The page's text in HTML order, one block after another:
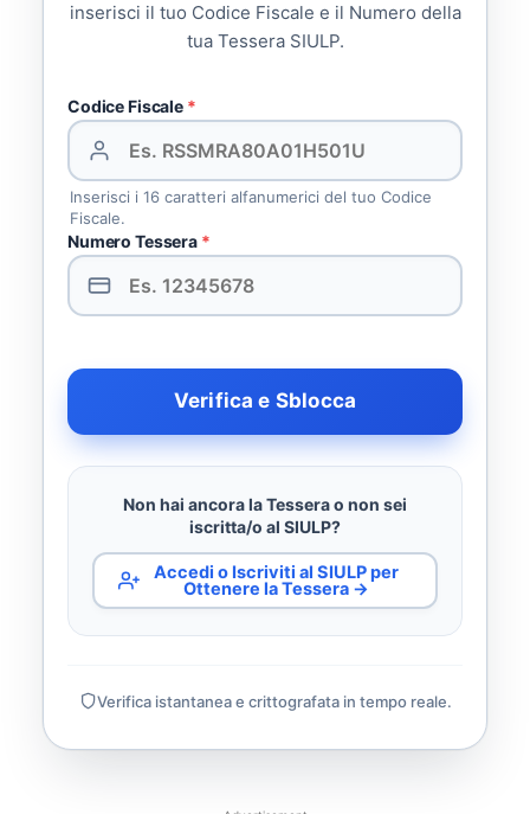
inserisci il tuo Codice Fiscale e il Numero della
tua Tessera SIULP.
Codice Fiscale *
Inserisci i 16 caratteri alfanumerici del tuo Codice
Fiscale.
Numero Tessera *
Verifica e Sblocca
Non hai ancora la Tessera o non sei
iscritta/o al SIULP?
Accedi o Iscriviti al SIULP per
Ottenere la Tessera →
Verifica istantanea e crittografata in tempo reale.